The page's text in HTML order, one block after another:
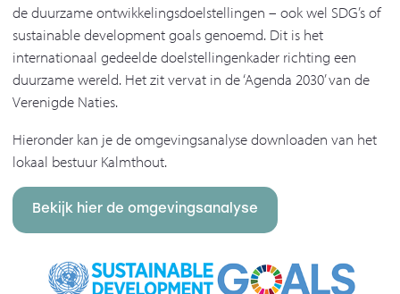
de duurzame ontwikkelingsdoelstellingen – ook wel SDG’s of
sustainable development goals genoemd. Dit is het
internationaal gedeelde doelstellingenkader richting een
duurzame wereld. Het zit vervat in de ‘Agenda 2030’ van de
Verenigde Naties.
Hieronder kan je de omgevingsanalyse downloaden van het
lokaal bestuur Kalmthout.
Bekijk hier de omgevingsanalyse